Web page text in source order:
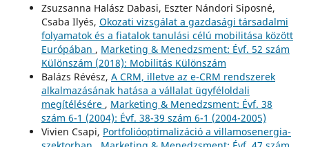
Zsuzsanna Halász Dabasi, Eszter Nándori Siposné,
Csaba Ilyés, Okozati vizsgálat a gazdasági társadalmi
folyamatok és a fiatalok tanulási célú mobilitása között
Európában , Marketing & Menedzsment: Évf. 52 szám
Különszám (2018): Mobilitás Különszám
Balázs Révész, A CRM, illetve az e-CRM rendszerek
alkalmazásának hatása a vállalat ügyféloldali
megítélésére , Marketing & Menedzsment: Évf. 38
szám 6-1 (2004): Évf. 38-39 szám 6-1 (2004-2005)
Vivien Csapi, Portfolióoptimalizáció a villamosenergia-